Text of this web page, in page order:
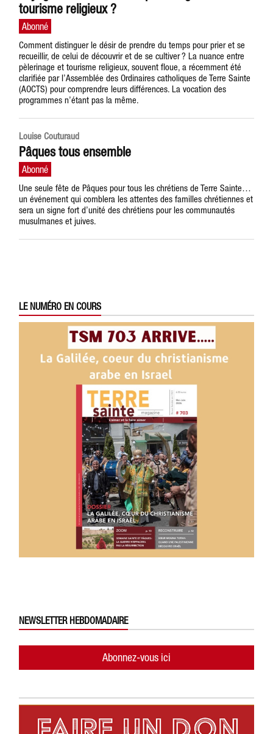
tourisme religieux ?
Comment distinguer le désir de prendre du temps pour prier et se
recueillir, de celui de découvrir et de se cultiver ? La nuance entre
pèlerinage et tourisme religieux, souvent floue, a récemment été
clarifiée par l’Assemblée des Ordinaires catholiques de Terre Sainte
(AOCTS) pour comprendre leurs différences. La vocation des
programmes n’étant pas la même.
Louise Couturaud
Pâques tous ensemble
Une seule fête de Pâques pour tous les chrétiens de Terre Sainte…
un événement qui comblera les attentes des familles chrétiennes et
sera un signe fort d’unité des chrétiens pour les communautés
musulmanes et juives.
LE NUMÉRO EN COURS
NEWSLETTER HEBDOMADAIRE
Abonnez-vous ici